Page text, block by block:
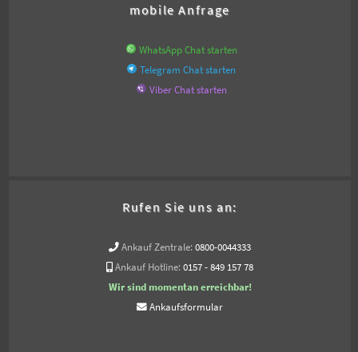
mobile Anfrage
WhatsApp Chat starten
Telegram Chat starten
Viber Chat starten
Rufen Sie uns an:
Ankauf Zentrale: 0800-0044333
Ankauf Hotline: 0157 - 849 157 78
Wir sind momentan erreichbar!
Ankaufsformular